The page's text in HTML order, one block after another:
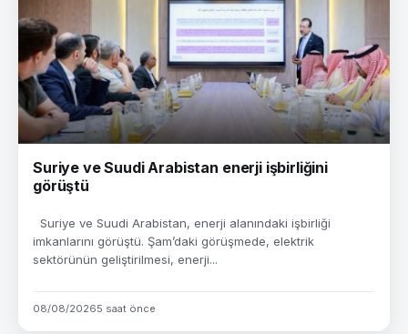
Suriye ve Suudi Arabistan enerji işbirliğini
görüştü
Suriye ve Suudi Arabistan, enerji alanındaki işbirliği
imkanlarını görüştü. Şam’daki görüşmede, elektrik
sektörünün geliştirilmesi, enerji...
08/08/20265 saat önce